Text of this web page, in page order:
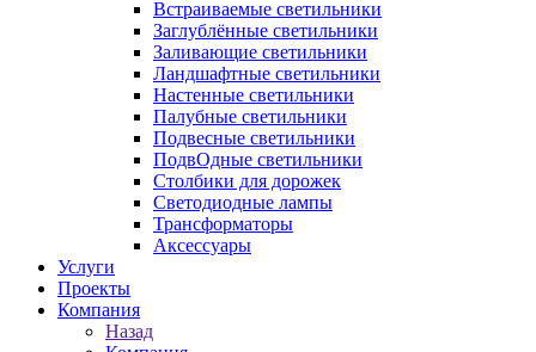
Встраиваемые светильники
Заглублённые светильники
Заливающие светильники
Ландшафтные светильники
Настенные светильники
Палубные светильники
Подвесные светильники
ПодвОдные светильники
Столбики для дорожек
Светодиодные лампы
Трансформаторы
Аксессуары
Услуги
Проекты
Компания
Назад